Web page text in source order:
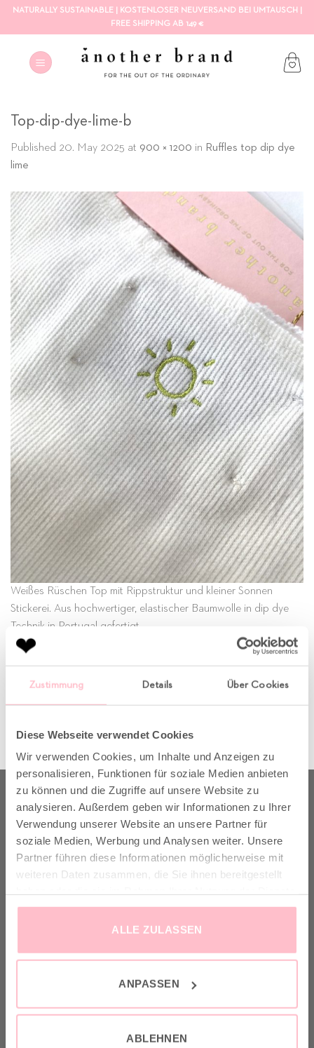
Zustimmung Details Über Cookies
Diese Webseite verwendet Cookies
Wir verwenden Cookies, um Inhalte und Anzeigen zu
personalisieren, Funktionen für soziale Medien anbieten
zu können und die Zugriffe auf unsere Website zu
analysieren. Außerdem geben wir Informationen zu Ihrer
Verwendung unserer Website an unsere Partner für
soziale Medien, Werbung und Analysen weiter. Unsere
Partner führen diese Informationen möglicherweise mit
weiteren Daten zusammen, die Sie ihnen bereitgestellt
gesammelt haben.
ALLE ZULASSEN
ANPASSEN
ABLEHNEN
SkipNATURALLY SUSTAINABLE | KOSTENLOSER NEUVERSAND BEI UMTAUSCH |
FREE SHIPPING AB 149 €
Top-dip-dye-lime-b
Published 20. May 2025 at 900 × 1200 in Ruffles top dip dye
lime
Weißes Rüschen Top mit Rippstruktur und kleiner Sonnen
Stickerei. Aus hochwertiger, elastischer Baumwolle in dip dye
Technik in Portugal gefertigt.
Both comments and trackbacks are currently closed.
ABOUT US
Born in Munich.
Naturally sustainable.
sustainable production.
VERSAND & INFO